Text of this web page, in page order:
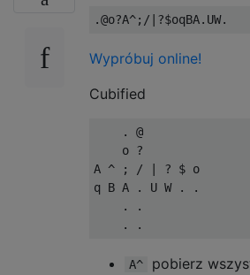
Wypróbuj online!
Cubified
    . @
    o ?
A ^ ; / | ? $ o
q B A . U W . .
    . .
A^
pobierz